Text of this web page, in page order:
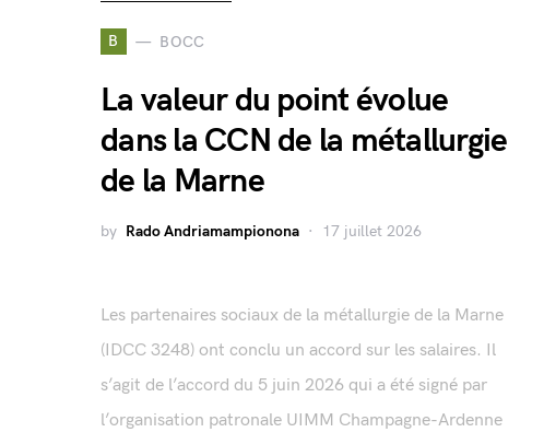
B BOCC
La valeur du point évolue
dans la CCN de la métallurgie
de la Marne
by Rado Andriamampionona 17 juillet 2026
Les partenaires sociaux de la métallurgie de la Marne
(IDCC 3248) ont conclu un accord sur les salaires. Il
s’agit de l’accord du 5 juin 2026 qui a été signé par
l’organisation patronale UIMM Champagne-Ardenne